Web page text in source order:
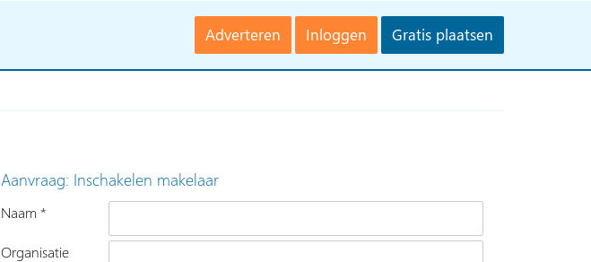
Adverteren Inloggen Gratis plaatsen
Aanvraag: Inschakelen makelaar
Naam *
Organisatie